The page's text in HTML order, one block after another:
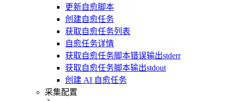
更新自愈脚本
创建自愈任务
获取自愈任务列表
自愈任务详情
获取自愈任务脚本错误输出stderr
获取自愈任务脚本输出stdout
创建 AI 自愈任务
采集配置